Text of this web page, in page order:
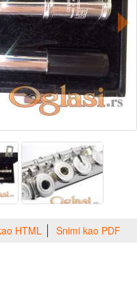
HTML Snimi kao PDF